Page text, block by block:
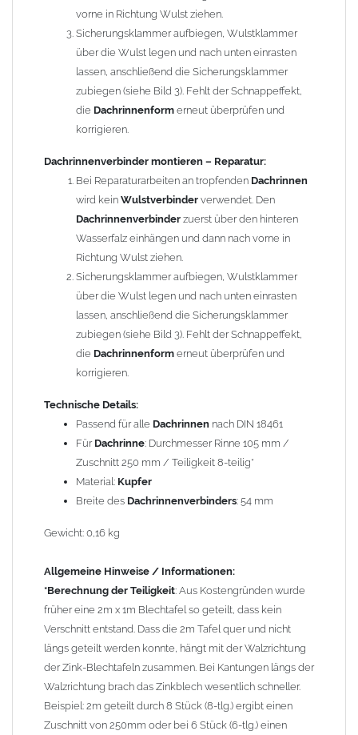
Dachrinne: Durchmesser Rinne 105 mm / Zuschnitt
250 mm / Teiligkeit 8-teilig*
Material:Kupfer
Breite desDachrinnenverbinders: 54 mm
Allgemeine Hinweise / Informationen:
*Berechnung der Teiligkeit: Aus Kostengründen wurde früher
eine 2m x 1m Blechtafel so geteilt, dass kein Verschnitt entstand.
Dass die 2m Tafel quer und nicht längs geteilt werden konnte,
hängt mit der Walzrichtung der Zink-Blechtafeln zusammen. Bei
Kantungen längs der Walzrichtung brach das Zinkblech
wesentlich schneller. Beispiel: 2m geteilt durch 8 Stück (8-tlg.)
ergibt einen Zuschnitt von 250mm oder bei 6 Stück (6-tlg.) einen
Zuschnitt von 333mm u.s.w.. Aus dem 333mm Zuschnitt entsteht,
dann eine Dachrinne mit einem Innendurchmesser von 153mm
oder ein Fallrohr mit einem Durchmesser von 100mm.
elektrochemischen Kontaktkorrosion
Bauteilen zusammen verbaut werden. Diese Metalle werden
durch Kupferionen stark angegriffen, insbesondere wenn
Regenwasser von Kupfer auf sie fließt. Lösung: Materialien
trennen (z. B. durch Trennstreifen oder Beschichtungen) und den
Wasserfluss so lenken, dass er nur von Zink, Aluminium und
verzinkten Bauteilen in Richtung Kupfer verläuft.Richtige
können miteinander verbaut werden, da sie in der
Kupfer kann mit Edelstahl und Blei kombiniert werden, da keine
erhebliche Kontaktkorrosion auftritt.
vorne in Richtung Wulst ziehen.
Sicherungsklammer aufbiegen, Wulstklammer
über die Wulst legen und nach unten einrasten
lassen, anschließend die Sicherungsklammer
zubiegen (siehe Bild 3). Fehlt der Schnappeffekt,
die Dachrinnenform erneut überprüfen und
korrigieren.
Dachrinnenverbinder montieren – Reparatur:
Bei Reparaturarbeiten an tropfenden Dachrinnen
wird kein Wulstverbinder verwendet. Den
Dachrinnenverbinder zuerst über den hinteren
Wasserfalz einhängen und dann nach vorne in
Richtung Wulst ziehen.
Sicherungsklammer aufbiegen, Wulstklammer
über die Wulst legen und nach unten einrasten
lassen, anschließend die Sicherungsklammer
zubiegen (siehe Bild 3). Fehlt der Schnappeffekt,
die Dachrinnenform erneut überprüfen und
korrigieren.
Technische Details:
Passend für alle Dachrinnen nach DIN 18461
Für Dachrinne: Durchmesser Rinne 105 mm /
Zuschnitt 250 mm / Teiligkeit 8-teilig*
Material: Kupfer
Breite des Dachrinnenverbinders: 54 mm
Gewicht: 0,16 kg
Allgemeine Hinweise / Informationen:
*Berechnung der Teiligkeit: Aus Kostengründen wurde
früher eine 2m x 1m Blechtafel so geteilt, dass kein
Verschnitt entstand. Dass die 2m Tafel quer und nicht
längs geteilt werden konnte, hängt mit der Walzrichtung
der Zink-Blechtafeln zusammen. Bei Kantungen längs der
Walzrichtung brach das Zinkblech wesentlich schneller.
Beispiel: 2m geteilt durch 8 Stück (8-tlg.) ergibt einen
Zuschnitt von 250mm oder bei 6 Stück (6-tlg.) einen